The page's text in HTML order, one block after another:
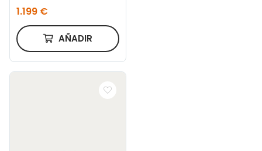
templado 200x75cm
FSC 100%
1.199 €
AÑADIR